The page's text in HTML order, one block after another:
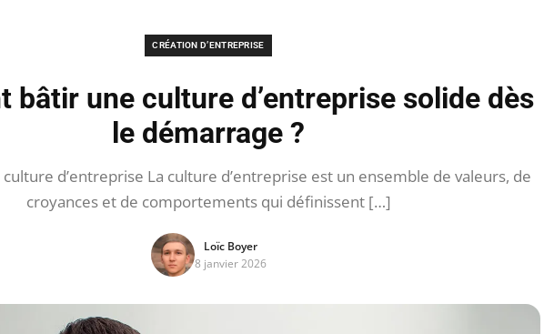
CRÉATION D’ENTREPRISE
bâtir une culture d’entreprise solide dès
le démarrage ?
d’entreprise La culture d’entreprise est un ensemble de valeurs, de
croyances et de comportements qui définissent […]
Loïc Boyer
8 janvier 2026